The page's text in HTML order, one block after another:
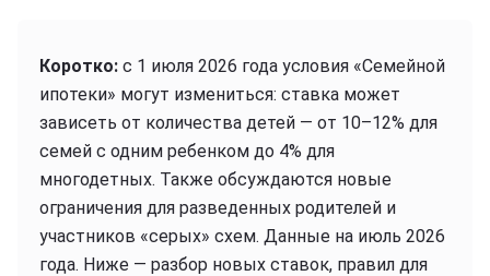
Коротко: с 1 июля 2026 года условия «Семейной
ипотеки» могут измениться: ставка может
зависеть от количества детей — от 10–12% для
семей с одним ребенком до 4% для
многодетных. Также обсуждаются новые
ограничения для разведенных родителей и
участников «серых» схем. Данные на июль 2026
года. Ниже — разбор новых ставок, правил для